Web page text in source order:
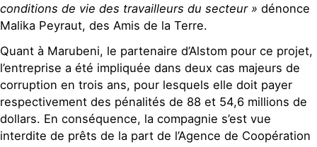
conditions de vie des travailleurs du secteur » dénonce
Malika Peyraut, des Amis de la Terre.
Quant à Marubeni, le partenaire d’Alstom pour ce projet,
l’entreprise a été impliquée dans deux cas majeurs de
corruption en trois ans, pour lesquels elle doit payer
respectivement des pénalités de 88 et 54,6 millions de
dollars. En conséquence, la compagnie s’est vue
interdite de prêts de la part de l’Agence de Coopération